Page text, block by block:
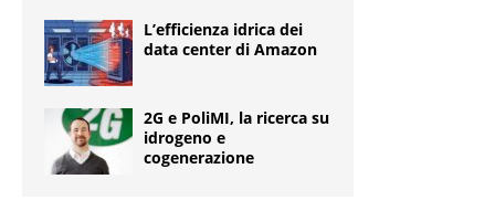
L’efficienza idrica dei
data center di Amazon
2G e PoliMI, la ricerca su
idrogeno e
cogenerazione